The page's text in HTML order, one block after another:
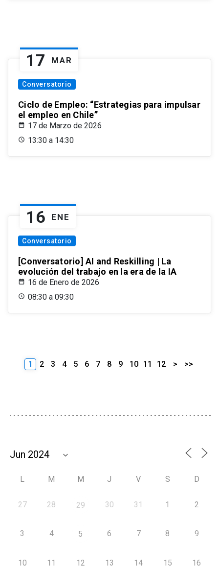
17 MAR
Conversatorio
Ciclo de Empleo: “Estrategias para impulsar
el empleo en Chile”
17 de Marzo de 2026
13:30 a 14:30
16 ENE
Conversatorio
[Conversatorio] AI and Reskilling | La
evolución del trabajo en la era de la IA
16 de Enero de 2026
08:30 a 09:30
1 2 3 4 5 6 7 8 9 10 11 12 > >>
L M M J V S D
27 28 29 30 31 1 2
3 4 5 6 7 8 9
10 11 12 13 14 15 16